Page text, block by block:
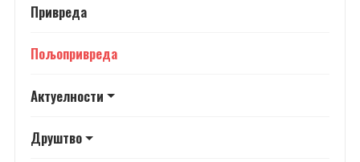
Привреда
Пољопривреда
Актуелности
Друштво